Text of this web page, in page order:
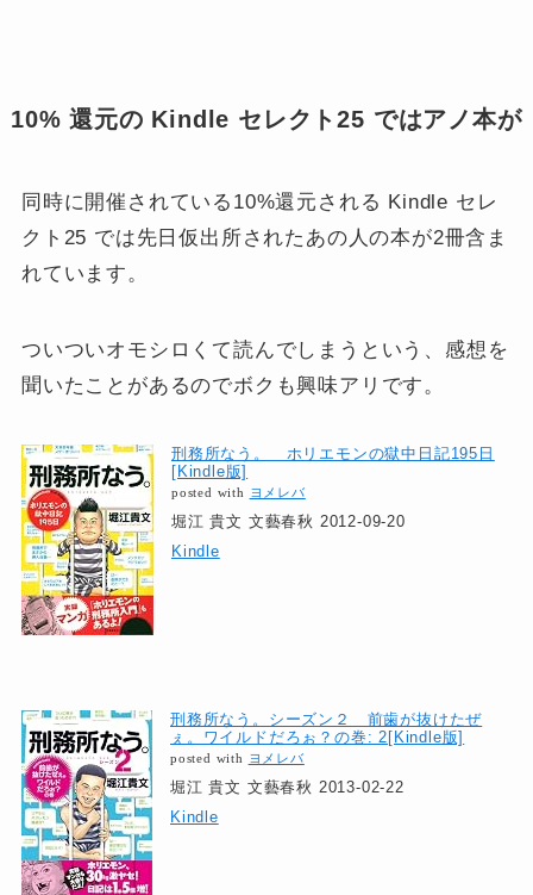
10% 還元の Kindle セレクト25 ではアノ本が
同時に開催されている10%還元される Kindle セレ
クト25 では先日仮出所されたあの人の本が2冊含ま
れています。
ついついオモシロくて読んでしまうという、感想を
聞いたことがあるのでボクも興味アリです。
刑務所なう。 ホリエモンの獄中日記195日
[Kindle版]
posted with ヨメレバ
堀江 貴文 文藝春秋 2012-09-20
Kindle
刑務所なう。シーズン２ 前歯が抜けたぜ
ぇ。ワイルドだろぉ？の巻: 2[Kindle版]
posted with ヨメレバ
堀江 貴文 文藝春秋 2013-02-22
Kindle